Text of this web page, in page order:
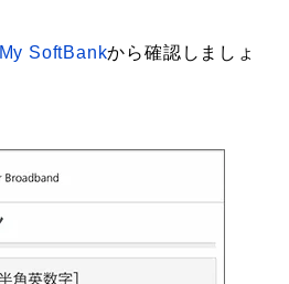
My SoftBankから確認しましょ